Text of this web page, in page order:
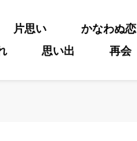
片思い かなわぬ恋
思い出 再会